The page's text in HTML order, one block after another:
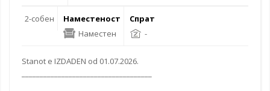
2-собен
Наместеност
Наместен
Спрат
-
Stanot e IZDADEN od 01.07.2026.